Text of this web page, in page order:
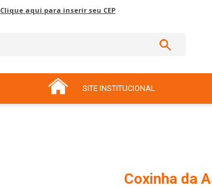
Clique aqui para inserir seu CEP
SITE INSTITUCIONAL
Coxinha da